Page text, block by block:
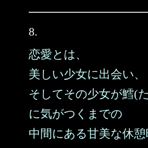
8.
恋愛とは、
美しい少女に出会い、
そしてその少女が鱈(
に気がつくまでの
中間にある甘美な休憩